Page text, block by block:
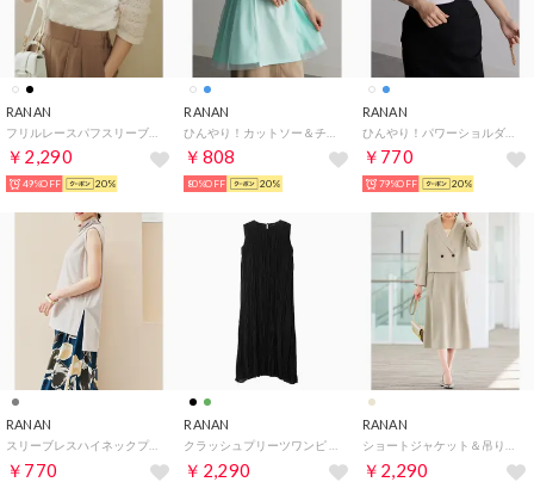
RANAN
￥2,290
49%OFF 20%
RANAN
￥808
80%OFF 20%
RANAN
ひんやり！パワーショルダープルオーバー （オフホワイト）
￥770
79%OFF 20%
RANAN
￥770
RANAN
￥2,290
RANAN
￥2,290